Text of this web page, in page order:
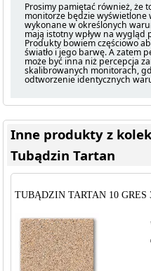
Prosimy pamiętać również, że
monitorze będzie wyświetlone
wykonane w określonych
mają istotny wpływ na
Produkty bowiem częściowo
światło i jego barwę. A zatem
może być inna niż percepcja
skalibrowanych monitorach,
odtworzenie identycznych
Inne produkty z
Tubądzin Tartan
TUBĄDZIN TARTAN 10 GRES